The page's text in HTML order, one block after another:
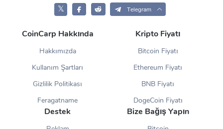
𝕏 Telegram
CoinCarp Hakkında
Hakkımızda
Kullanım Şartları
Gizlilik Politikası
Feragatname
Kripto Fiyatı
Bitcoin Fiyatı
Ethereum Fiyatı
BNB Fiyatı
DogeCoin Fiyatı
Destek Bize Bağış Yapın